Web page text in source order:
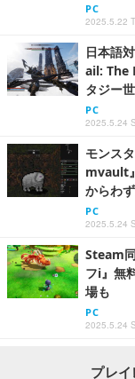
PC
2025.5.22
日本語
ail: The
タジー
PC
2025.5.24
モンス
mvault
からわ
PC
2025.5.24
Steam
フi』無
場も
PC
2025.5.24
プレイ